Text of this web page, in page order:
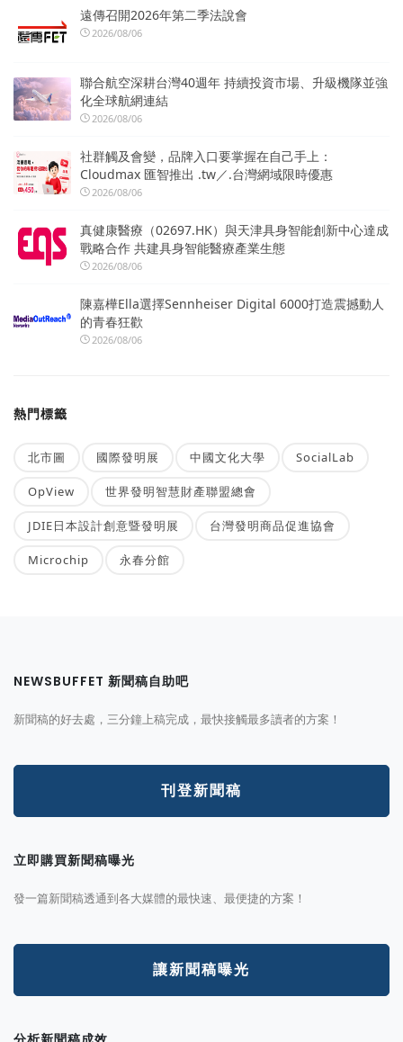
遠傳召開2026年第二季法說會
2026/08/06
聯合航空深耕台灣40週年 持續投資市場、升級機隊並強
化全球航網連結
2026/08/06
社群觸及會變，品牌入口要掌握在自己手上：
Cloudmax 匯智推出 .tw／.台灣網域限時優惠
2026/08/06
真健康醫療（02697.HK）與天津具身智能創新中心達成
戰略合作 共建具身智能醫療產業生態
2026/08/06
陳嘉樺Ella選擇Sennheiser Digital 6000打造震撼動人
的青春狂歡
2026/08/06
熱門標籤
北市圖 國際發明展 中國文化大學 SocialLab
OpView 世界發明智慧財產聯盟總會
JDIE日本設計創意暨發明展 台灣發明商品促進協會
Microchip 永春分館
NEWSBUFFET 新聞稿自助吧
新聞稿的好去處，三分鐘上稿完成，最快接觸最多讀者的方案！
刊登新聞稿
立即購買新聞稿曝光
發一篇新聞稿透通到各大媒體的最快速、最便捷的方案！
讓新聞稿曝光